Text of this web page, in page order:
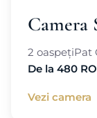
Camera
2 oaspețiPat
De la 480
Vezi camera